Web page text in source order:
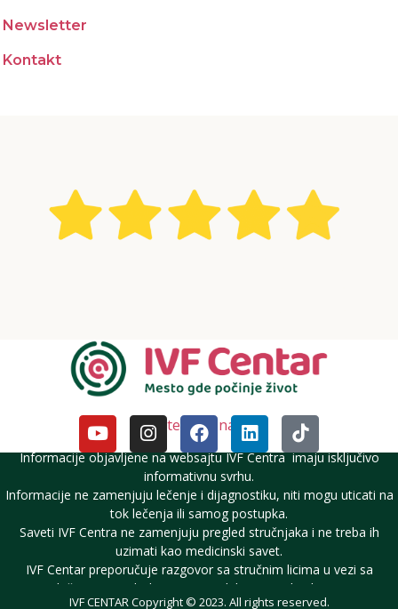
Newsletter
Kontakt
Pratite nas i na DM
Informacije objavljene na websajtu IVF Centra imaju isključivo
informativnu svrhu.
Informacije ne zamenjuju lečenje i dijagnostiku, niti mogu uticati na
tok lečenja ili samog postupka.
Saveti IVF Centra ne zamenjuju pregled stručnjaka i ne treba ih
uzimati kao medicinski savet.
IVF Centar preporučuje razgovor sa stručnim licima u vezi sa
lečenjem neplodnosti i reproduktivnim zdravljem.
IVF CENTAR Copyright © 2023. All rights reserved.